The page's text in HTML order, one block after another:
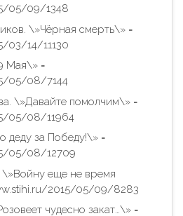
05/09/1348
\»Чёрная смерть\» =
03/14/11130
Мая\» =
05/08/7144
\»Давайте помолчим\» =
05/08/11964
деду за Победу!\» =
05/08/12709
\»Войну еще не время
2015/05/09/8283
чудесно закат…\» =